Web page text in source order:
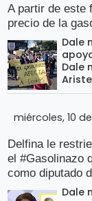
A partir de este
precio de la
Dale
Dale
miércoles, 10
Delfina le
el #Gasolinazo
como diputado
Dale